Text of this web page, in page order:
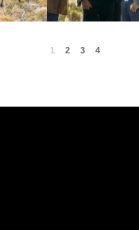
1 2 3 4